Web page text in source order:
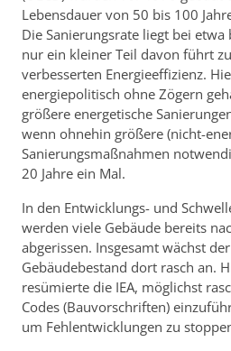
Lebensdauer von 50 bis 100
Die Sanierungsrate liegt bei etwa
nur ein kleiner Teil davon führt
verbesserten Energieeffizienz.
energiepolitisch ohne Zögern
größere energetische
wenn ohnehin größere (nicht-
Sanierungsmaßnahmen
20 Jahre ein Mal.
In den Entwicklungs- und
werden viele Gebäude bereits
abgerissen. Insgesamt wächst
Gebäudebestand dort rasch an.
resümierte die IEA, möglichst
Codes (Bauvorschriften)
um Fehlentwicklungen zu